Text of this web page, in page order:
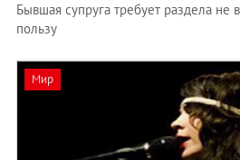
Бывшая супруга требует раздела не
пользу
Мир